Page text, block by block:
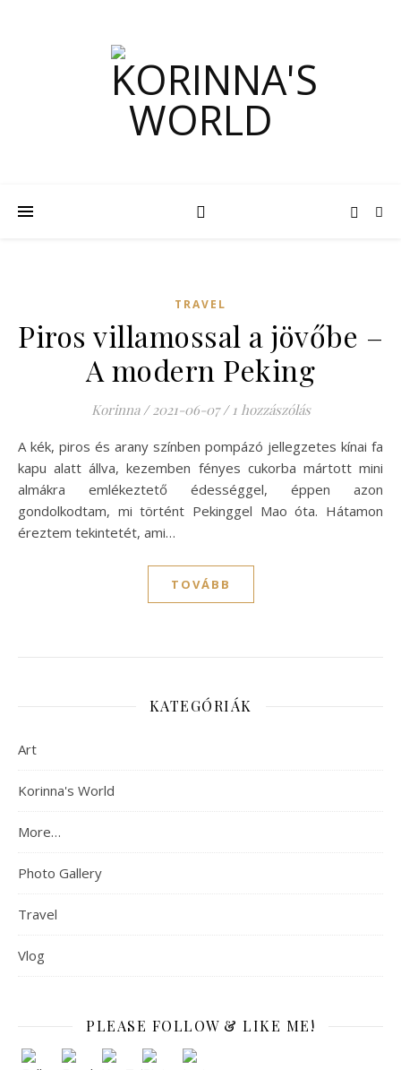
TRAVEL
Piros villamossal a jövőbe –
A modern Peking
Korinna / 2021-06-07 / 1 hozzászólás
A kék, piros és arany színben pompázó jellegzetes kínai fa
kapu alatt állva, kezemben fényes cukorba mártott mini
almákra emlékeztető édességgel, éppen azon
gondolkodtam, mi történt Pekinggel Mao óta. Hátamon
éreztem tekintetét, ami…
TOVÁBB
KATEGÓRIÁK
Art
Korinna's World
More…
Photo Gallery
Travel
Vlog
PLEASE FOLLOW & LIKE ME!